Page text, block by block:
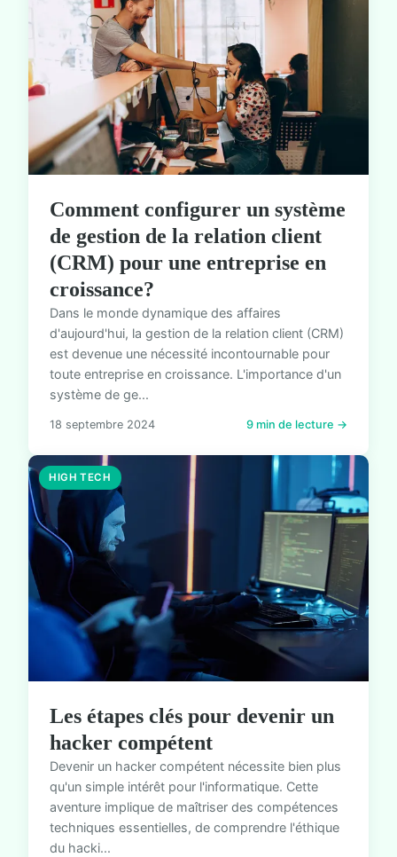
Comment configurer un système
de gestion de la relation client
(CRM) pour une entreprise en
croissance?
Dans le monde dynamique des affaires
d'aujourd'hui, la gestion de la relation client (CRM)
est devenue une nécessité incontournable pour
toute entreprise en croissance. L'importance d'un
système de ge...
18 septembre 2024 9 min de lecture →
HIGH TECH
Les étapes clés pour devenir un
hacker compétent
Devenir un hacker compétent nécessite bien plus
qu'un simple intérêt pour l'informatique. Cette
aventure implique de maîtriser des compétences
techniques essentielles, de comprendre l'éthique
du hacki...